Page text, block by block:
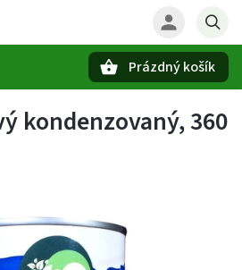
Prázdný košík
kondenzovaný, 360